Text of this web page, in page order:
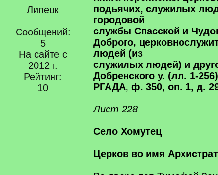
Липецк
Сообщений:
5
На сайте с
2012 г.
Рейтинг:
10
подьячих, служилых
городовой
службы Спасской и
Доброго,
людей (из
служилых людей) и
Добренского у. (лл. 1-
РГАДА, ф. 350, оп. 1, д.
Лист 228
Село Хомутец
Церков во имя